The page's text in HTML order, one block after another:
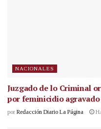
NACIONALES
Juzgado de lo Criminal
por feminicidio
por Redacción Diario La Página